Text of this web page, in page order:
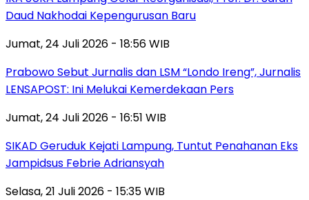
Daud Nakhodai Kepengurusan Baru
Jumat, 24 Juli 2026 - 18:56 WIB
Prabowo Sebut Jurnalis dan LSM “Londo Ireng”, Jurnalis
LENSAPOST: Ini Melukai Kemerdekaan Pers
Jumat, 24 Juli 2026 - 16:51 WIB
SIKAD Geruduk Kejati Lampung, Tuntut Penahanan Eks
Jampidsus Febrie Adriansyah
Selasa, 21 Juli 2026 - 15:35 WIB